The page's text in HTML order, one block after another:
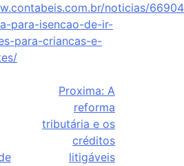
noticias/
para-isencao-de-ir-
para-criancas-e-
Proxima: A
reforma
tributária e os
créditos
litigáveis